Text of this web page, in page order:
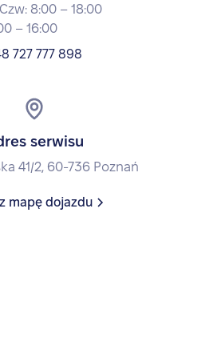
8:00 – 18:00
– 16:00
727 777 898
serwisu
41/2, 60-736 Poznań
mapę dojazdu